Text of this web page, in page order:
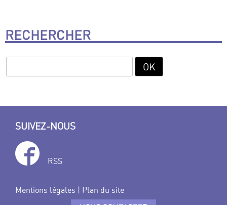
RECHERCHER
SUIVEZ-NOUS
RSS
Mentions légales | Plan du site